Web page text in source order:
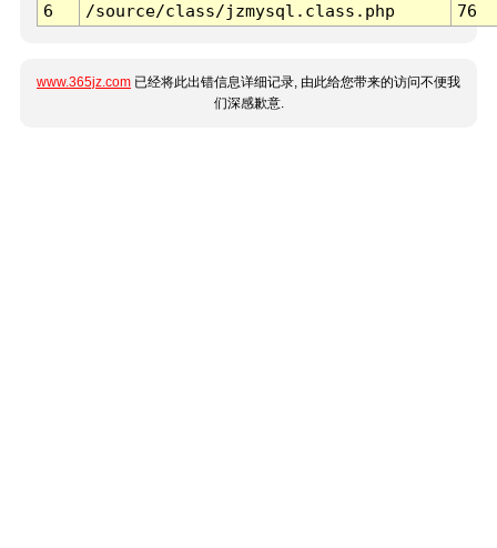
6
/source/class/jzmysql.class.php 76
www.365jz.com 已经将此出错信息详细记录, 由此给您带来的访问不便我
们深感歉意.